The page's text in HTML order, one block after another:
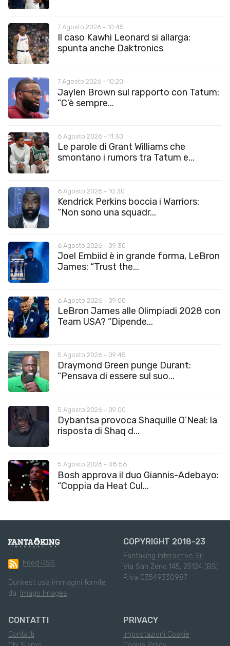
7 Agosto 2026 - 10:45
Il caso Kawhi Leonard si allarga:
spunta anche Daktronics
7 Agosto 2026 - 10:20
Jaylen Brown sul rapporto con Tatum:
“C’è sempre...
6 Agosto 2026 - 11:30
Le parole di Grant Williams che
smontano i rumors tra Tatum e...
6 Agosto 2026 - 10:30
Kendrick Perkins boccia i Warriors:
“Non sono una squadr...
6 Agosto 2026 - 09:30
Joel Embiid è in grande forma, LeBron
James: “Trust the...
6 Agosto 2026 - 09:00
LeBron James alle Olimpiadi 2028 con
Team USA? “Dipende...
5 Agosto 2026 - 09:45
Draymond Green punge Durant:
“Pensava di essere sul suo...
5 Agosto 2026 - 09:00
Dybantsa provoca Shaquille O’Neal: la
risposta di Shaq d...
5 Agosto 2026 - 08:56
Bosh approva il duo Giannis-Adebayo:
“Coppia da Heat Cul...
Feed RSS
Dunkest usa immagini fornite
da: Imago Images
COPYRIGHT 2018-23
Fantaking Interactive Srl
Via San Zeno 145, 25124 (BS)
P.Iva 03549330987
CONTATTI
Contatti
PRIVACY
Impostazioni Cookie